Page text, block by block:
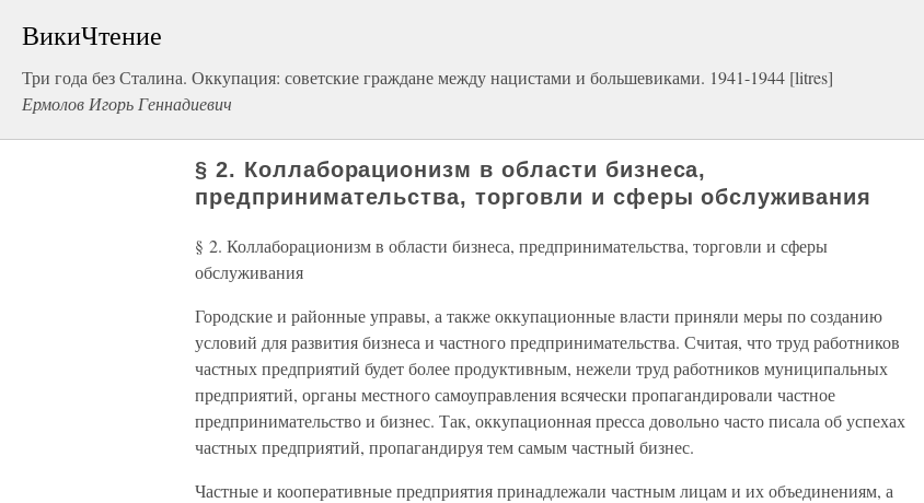
ВикиЧтение
Три года без Сталина. Оккупация: советские граждане между нацистами и большевиками. 1941-1944 [litres]
Ермолов Игорь Геннадиевич
§ 2. Коллаборационизм в области бизнеса,
предпринимательства, торговли и сферы обслуживания
§ 2. Коллаборационизм в области бизнеса, предпринимательства, торговли и сферы
обслуживания
Городские и районные управы, а также оккупационные власти приняли меры по созданию
условий для развития бизнеса и частного предпринимательства. Считая, что труд работников
частных предприятий будет более продуктивным, нежели труд работников муниципальных
предприятий, органы местного самоуправления всячески пропагандировали частное
предпринимательство и бизнес. Так, оккупационная пресса довольно часто писала об успехах
частных предприятий, пропагандируя тем самым частный бизнес.
Частные и кооперативные предприятия принадлежали частным лицам и их объединениям, а